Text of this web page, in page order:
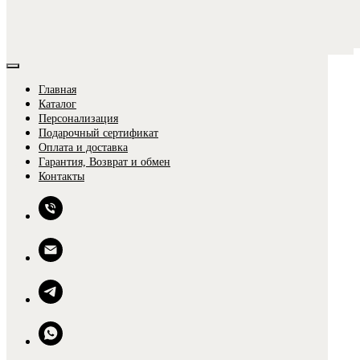
Главная
Каталог
Персонализация
Подарочный сертификат
Оплата и доставка
Гарантия, Возврат и обмен
Контакты